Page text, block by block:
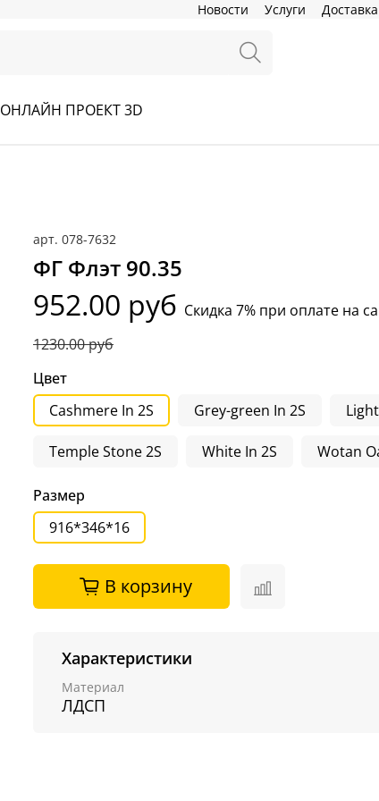
Новости Услуги Доставка
ОНЛАЙН ПРОЕКТ 3D
арт. 078-7632
ФГ Флэт 90.35
952.00 руб Скидка 7% при оплате на
1230.00 руб
Цвет
Cashmere In 2S
Grey-green In 2S
Temple Stone 2S White In 2S Wotan
Размер
916*346*16
В корзину
Характеристики
Материал
ЛДСП